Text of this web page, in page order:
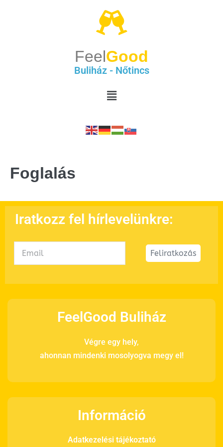
FeelGood
Buliház - Nőtincs
Foglalás
Iratkozz fel hírlevelünkre:
Feliratkozás
FeelGood Buliház
Végre egy hely,
ahonnan mindenki mosolyogva megy el!
Információ
Adatkezelési tájékoztató